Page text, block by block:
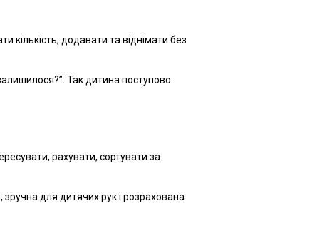
додавати та віднімати без
Так дитина поступово
рахувати, сортувати за
для дитячих рук і розрахована